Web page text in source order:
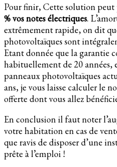
Pour finir, Cette solution peut
% vos notes électriques.
extrêmement rapide, on dit
photovoltaïques sont
Etant donnée que la garantie
habituellement de 20 années,
panneaux photovoltaïques
ans, je vous laisse calculer le
offerte dont vous allez
En conclusion il faut noter
votre habitation en cas de
que ravis de disposer d’une
prête à l’emploi !